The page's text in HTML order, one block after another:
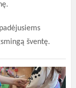
šventę.